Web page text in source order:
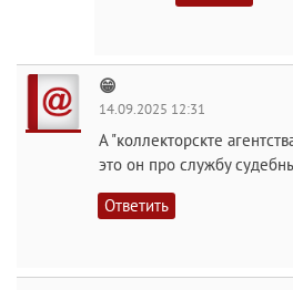
😁
14.09.2025 12:31
А "коллекторскте
это он про службу
Ответить